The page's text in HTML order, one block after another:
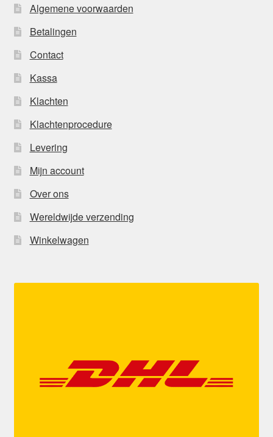
Algemene voorwaarden
Betalingen
Contact
Kassa
Klachten
Klachtenprocedure
Levering
Mijn account
Over ons
Wereldwijde verzending
Winkelwagen